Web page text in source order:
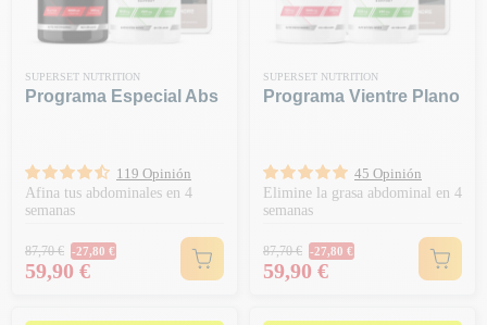
SUPERSET NUTRITION
Programa Especial Abs
119 Opinión
Afina tus abdominales en 4
semanas
Precio habitual
87,70 € -27,80 €
Precio
59,90 €
SUPERSET NUTRITION
Programa Vientre Plano
45 Opinión
Elimine la grasa abdominal en 4
semanas
Precio habitual
87,70 € -27,80 €
Precio
59,90 €